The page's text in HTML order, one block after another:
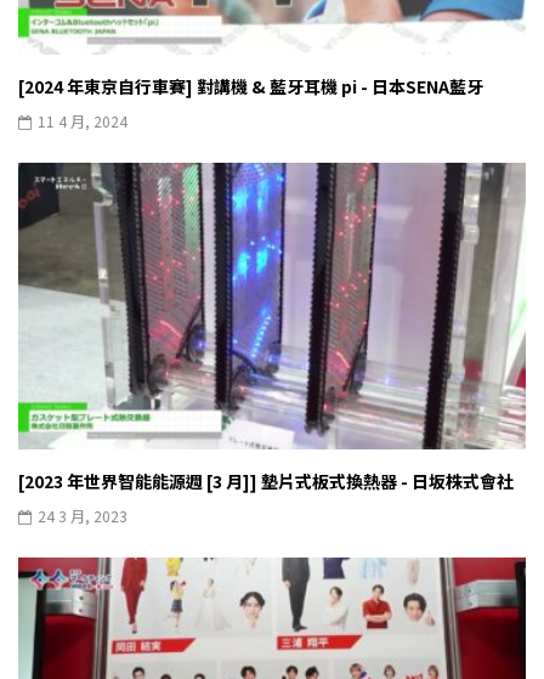
[2024 年東京自行車賽] 對講機 & 藍牙耳機 pi - 日本SENA藍牙
11 4 月, 2024
[2023 年世界智能能源週 [3 月]] 墊片式板式換熱器 - 日坂株式會社
24 3 月, 2023